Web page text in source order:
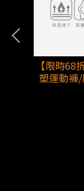
【限時68
塑運動褲/
臀